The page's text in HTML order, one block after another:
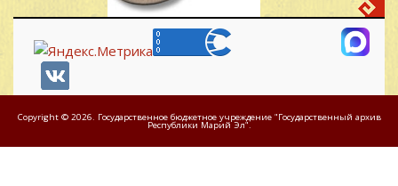
Copyright © 2026. Государственное бюджетное учреждение "Государственный архив
Республики Марий Эл".